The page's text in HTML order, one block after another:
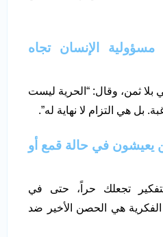
الإنسان تجاه
بلا ثمن، وقال: “الحرية ليست
هي التزام لا نهاية له”.
في حالة قمع أو
تجعلك حراً، حتى في
الفكرية هي الحصن الأخير ضد